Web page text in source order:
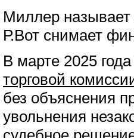
Миллер
Р.Вот снимает
В марте 2025
торговой
без объяснения
увольнения